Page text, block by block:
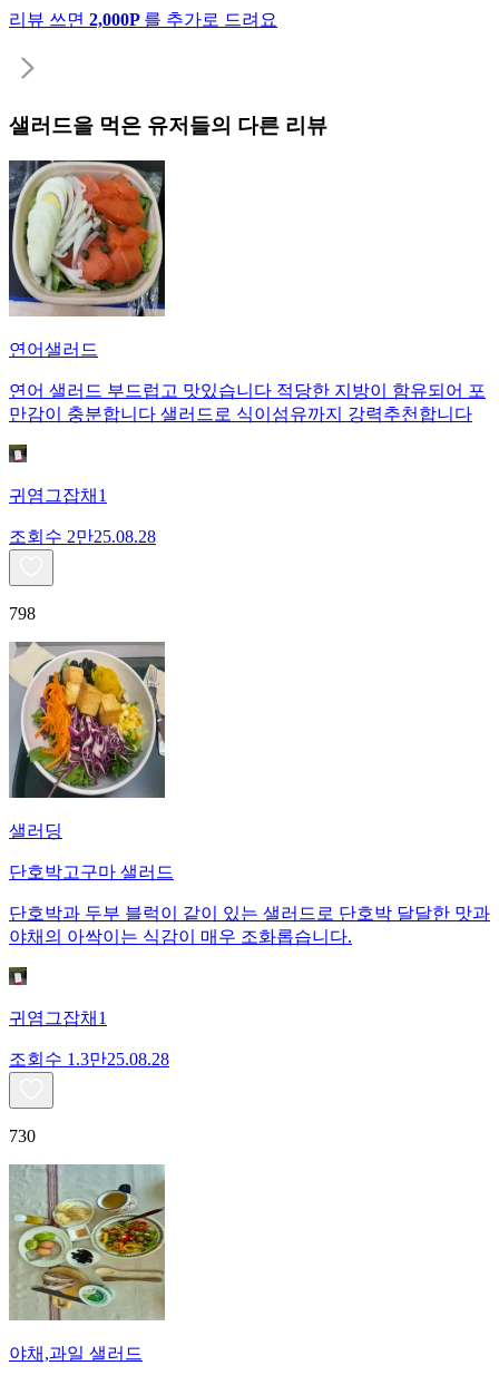
리뷰 쓰면 2,000P 를 추가로 드려요
샐러드을 먹은 유저들의 다른 리뷰
연어샐러드
연어 샐러드 부드럽고 맛있습니다 적당한 지방이 함유되어 포
만감이 충분합니다 샐러드로 식이섬유까지 강력추천합니다
귀염그잡채1
조회수 2만25.08.28
798
샐러딩
단호박고구마 샐러드
단호박과 두부 블럭이 같이 있는 샐러드로 단호박 달달한 맛과
야채의 아싹이는 식감이 매우 조화롭습니다.
귀염그잡채1
조회수 1.3만25.08.28
730
야채,과일 샐러드